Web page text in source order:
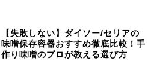
【失敗しない】ダイソー/セリアの
味噌保存容器おすすめ徹底比較！手
作り味噌のプロが教える選び方